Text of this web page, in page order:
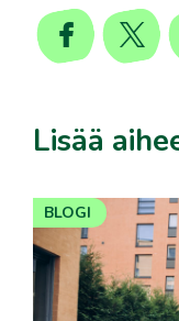
Lisää
BLOGI